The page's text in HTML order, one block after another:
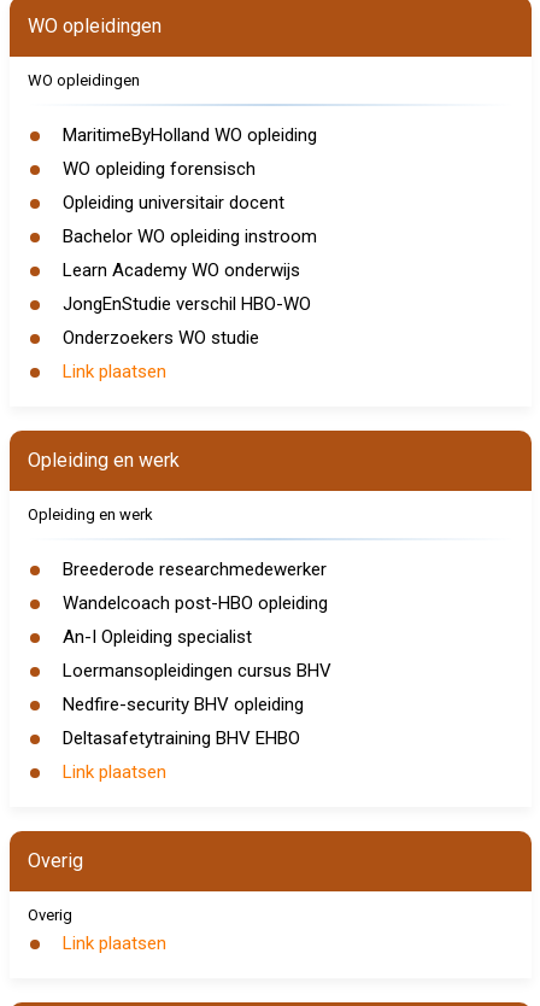
WO opleidingen
WO opleidingen
MaritimeByHolland WO opleiding
WO opleiding forensisch
Opleiding universitair docent
Bachelor WO opleiding instroom
Learn Academy WO onderwijs
JongEnStudie verschil HBO-WO
Onderzoekers WO studie
Link plaatsen
Opleiding en werk
Opleiding en werk
Breederode researchmedewerker
Wandelcoach post-HBO opleiding
An-I Opleiding specialist
Loermansopleidingen cursus BHV
Nedfire-security BHV opleiding
Deltasafetytraining BHV EHBO
Link plaatsen
Overig
Overig
Link plaatsen